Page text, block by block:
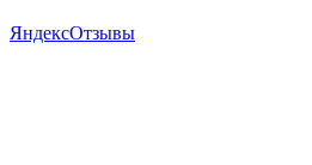
ЯндексОтзывы